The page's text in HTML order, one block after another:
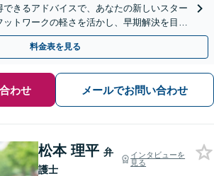
きるアドバイスで、あなたの新しいスター
ットワークの軽さを活かし、早期解決を目指
域密着】
料金表を見る
わせ メールでお問い合わせ
松本 理平 弁
護士
インタビューを
見る